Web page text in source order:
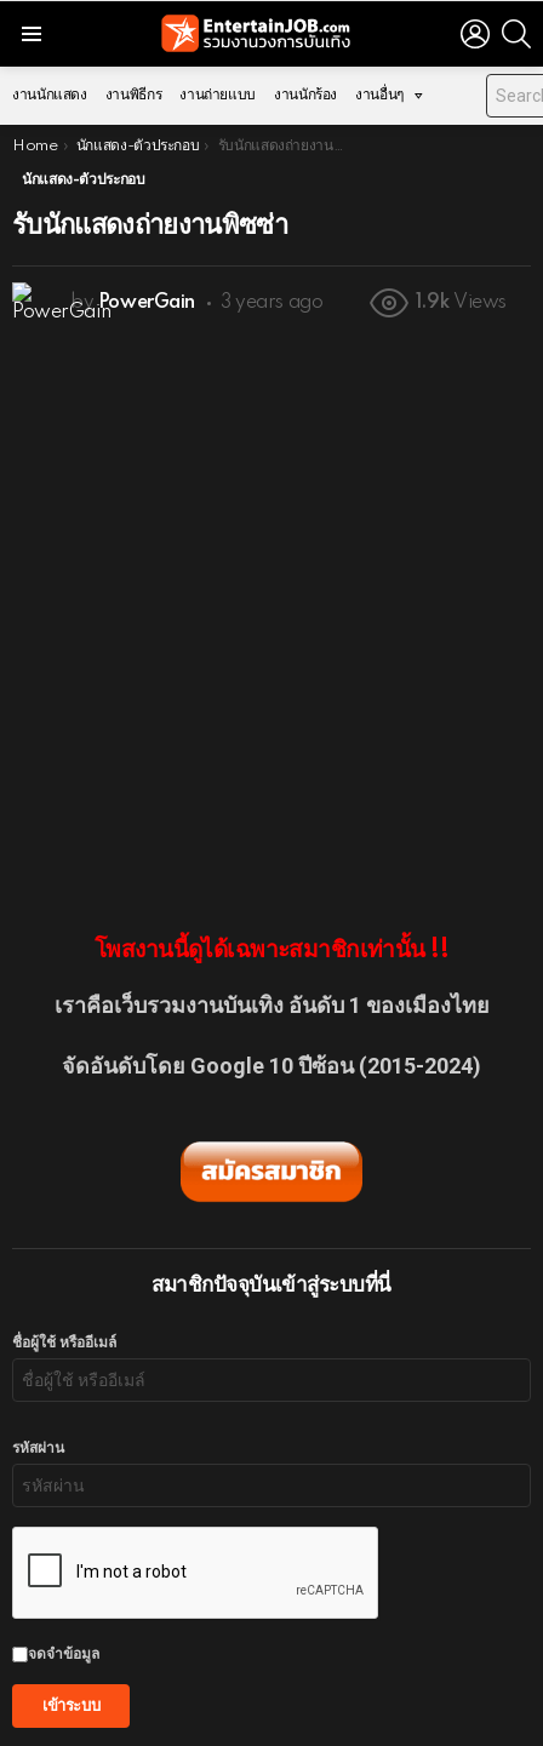
LOGIN
งานนักแสดง งานพิธีกร งานถ่ายแบบ งานนักร้อง งานอื่นๆ
You are here:
Home นักแสดง-ตัวประกอบ รับนักแสดงถ่ายงานพิซซ่า
นักแสดง-ตัวประกอบ
รับนักแสดงถ่ายงานพิซซ่า
by PowerGain 3 years ago 1.9k Views
โพสงานนี้ดูได้เฉพาะสมาชิกเท่านั้น !!
เราคือเว็บรวมงานบันเทิง อันดับ 1 ของเมืองไทย
จัดอันดับโดย Google 10 ปีซ้อน (2015-2024)
สมาชิกปัจจุบันเข้าสู่ระบบที่นี่
ชื่อผู้ใช้ หรืออีเมล์
รหัสผ่าน
จดจำข้อมูล